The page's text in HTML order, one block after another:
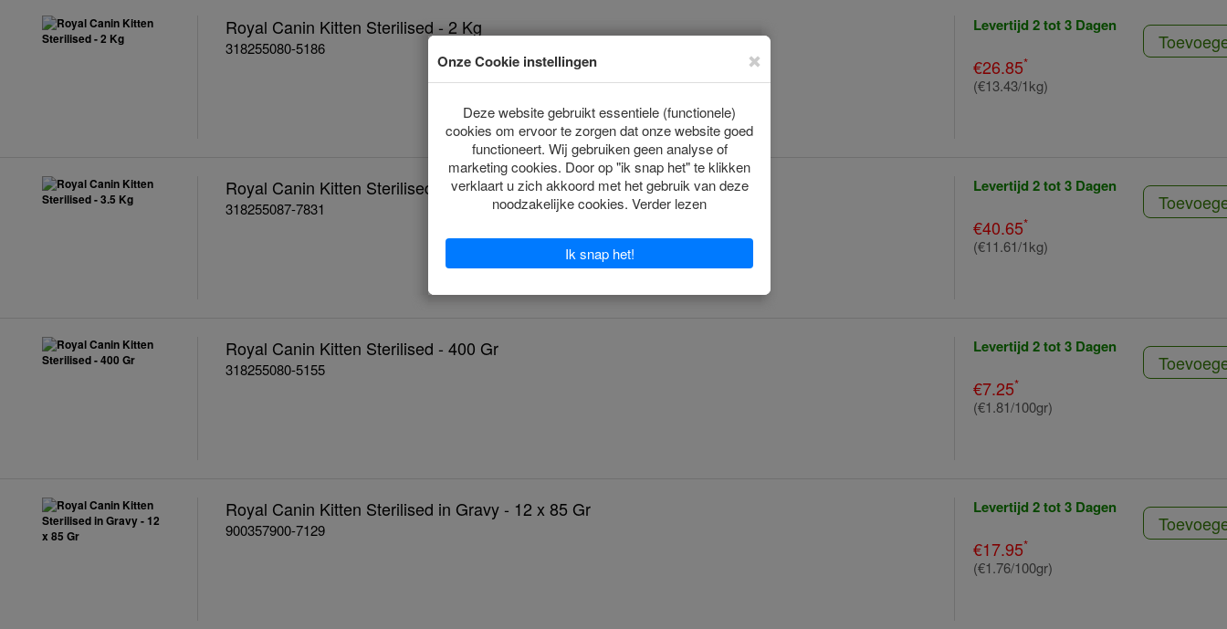
Royal Canin Kitten Sterilised - 2 Kg
318255080-5186
Levertijd 2 tot 3 Dagen
€26.85*
(€13.43/1kg)
Royal Canin Kitten Sterilised - 3.5 Kg
318255087-7831
Levertijd 2 tot 3 Dagen
€40.65*
(€11.61/1kg)
Royal Canin Kitten Sterilised - 400 Gr
318255080-5155
Levertijd 2 tot 3 Dagen
€7.25*
(€1.81/100gr)
Royal Canin Kitten Sterilised in Gravy - 12 x 85 Gr
900357900-7129
Levertijd 2 tot 3 Dagen
€17.95*
(€1.76/100gr)